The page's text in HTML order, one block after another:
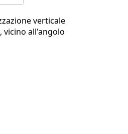
verticale
vicino all'angolo